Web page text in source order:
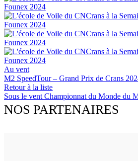
Au vent
M2 SpeedTour – Grand Prix de Crans
Retour à la liste
Sous le vent Championnat du Monde du
NOS PARTENAIRES